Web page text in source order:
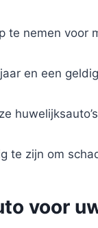
te nemen voor
en een
te zijn om
voor